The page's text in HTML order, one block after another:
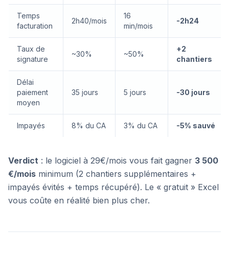
Temps
facturation
2h40/mois
16
min/mois
-2h24
Taux de
signature
~30% ~50%
+2
chantiers
Délai
paiement
moyen
35 jours 5 jours -30 jours
Impayés 8% du CA 3% du CA -5% sauvé
Verdict : le logiciel à 29€/mois vous fait gagner 3 500
€/mois minimum (2 chantiers supplémentaires +
impayés évités + temps récupéré). Le « gratuit » Excel
vous coûte en réalité bien plus cher.